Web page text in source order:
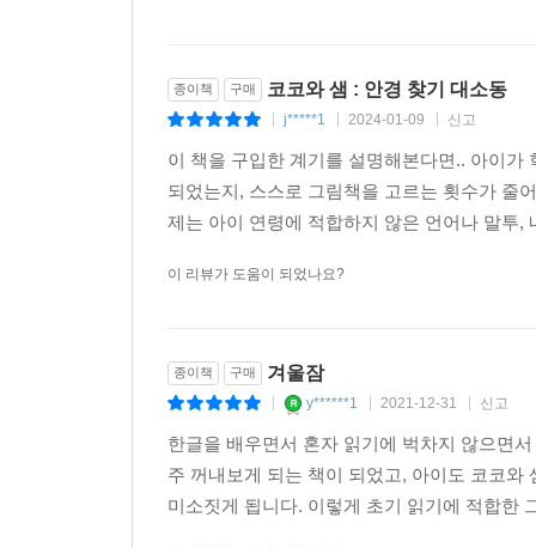
종이책 구매 코코와 샘 : 안경 찾기 대소동
j*****1 2024-01-09 신고
이 책을 구입한 계기를 설명해본다면.. 아이
되었는지, 스스로 그림책을 고르는 횟수가 줄
제는 아이 연령에 적합하지 않은 언어나 말투
이 리뷰가 도움이 되었나요?
종이책 구매 겨울잠
y******1 2021-12-31 신고
한글을 배우면서 혼자 읽기에 벅차지 않으면
주 꺼내보게 되는 책이 되었고, 아이도 코코
미소짓게 됩니다. 이렇게 초기 읽기에 적합한